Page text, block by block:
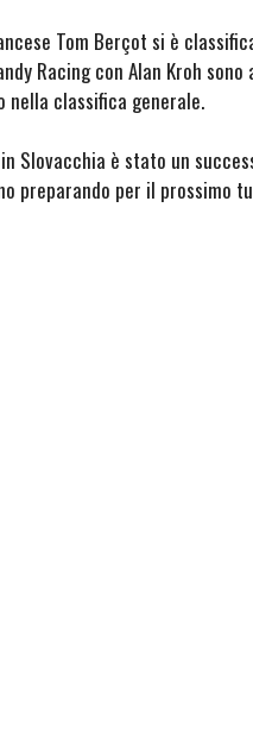
Tom Berçot si è
Racing con Alan Kroh sono
nella classifica generale.
Slovacchia è stato un
preparando per il prossimo